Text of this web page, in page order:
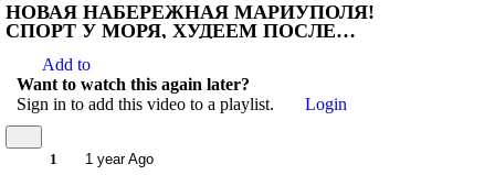
НОВАЯ НАБЕРЕЖНАЯ МАРИУПОЛЯ!
СПОРТ У МОРЯ, ХУДЕЕМ ПОСЛЕ
Add to
Want to watch this again later?
Sign in to add this video to a playlist.
Login
1 1 year Ago